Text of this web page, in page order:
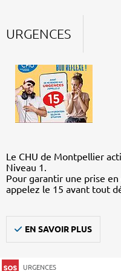
URGENCES
Le CHU de Montpellier
Niveau 1.
Pour garantir une prise en
appelez le 15 avant tout
EN SAVOIR PLUS
URGENCES